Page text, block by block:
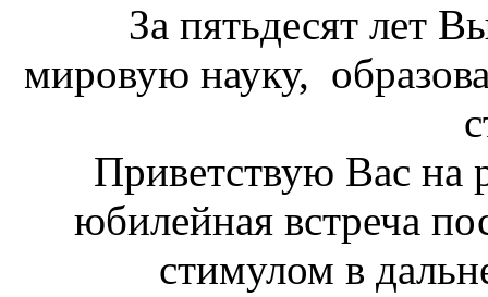
За пятьдесят лет
мировую науку,
Приветствую Вас на
юбилейная встреча
стимулом в